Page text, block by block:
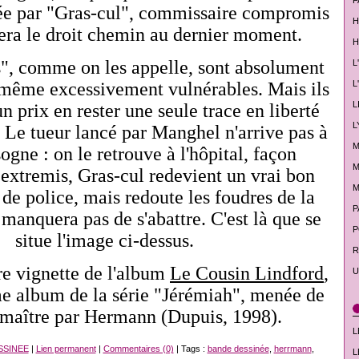
par "Gras-cul", commissaire compromis
le droit chemin au dernier moment.
comme on les appelle, sont absolument
excessivement vulnérables. Mais ils
prix en rester une seule trace en liberté
Le tueur lancé par Manghel n'arrive pas à
: on le retrouve à l'hôpital, façon
Gras-cul redevient un vrai bon
police, mais redoute les foudres de la
pas de s'abattre. C'est là que se
situe l'image ci-dessus.
vignette de l'album Le Cousin Lindford,
album de la série "Jérémiah", menée de
par Hermann (Dupuis, 1998).
| Lien permanent| Commentaires (0) | Tags : bande dessinée, herrmann,